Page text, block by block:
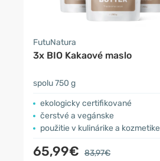
FutuNatura
3x BIO Kakaové maslo
spolu 750 g
ekologicky certifikované
čerstvé a vegánske
použitie v kulinárike a kozmetike
65,99€ 83,97€